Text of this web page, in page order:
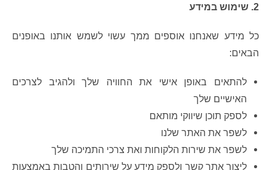
2. שימוש במידע
כל מידע שאנחנו אוספים ממך עשוי לשמש אותנו באופנים
הבאים:
להתאים באופן אישי את החוויה שלך ולהגיב לצרכים
האישיים שלך
לספק תוכן שיווקי מותאם
לשפר את האתר שלנו
לשפר את שירות הלקוחות ואת צרכי התמיכה שלך
ליצור אתך קשר ולספק מידע על שירותים והטבות באמצעות